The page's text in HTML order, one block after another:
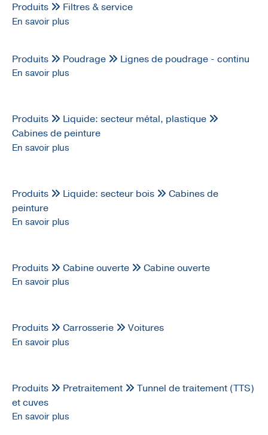
Produits Filtres & service
En savoir plus
Produits Poudrage Lignes de poudrage - continu
En savoir plus
Produits
Liquide: secteur métal, plastique
Cabines de peinture
En savoir plus
Produits Liquide: secteur bois
Cabines de
peinture
En savoir plus
Produits Cabine ouverte Cabine ouverte
En savoir plus
Produits Carrosserie Voitures
En savoir plus
Produits Pretraitement
Tunnel de traitement (TTS)
et cuves
En savoir plus